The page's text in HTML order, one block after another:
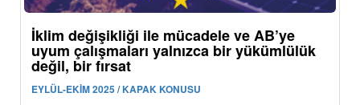
İklim değişikliği ile mücadele ve AB’ye
uyum çalışmaları yalnızca bir yükümlülük
değil, bir fırsat
EYLÜL-EKİM 2025 / KAPAK KONUSU